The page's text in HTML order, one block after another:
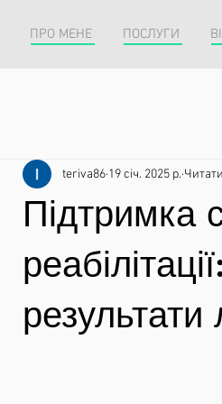
ПРО МЕНЕ ПОСЛУГИ
Підтримка
результати
teriva86 19 січ. 2025 р.